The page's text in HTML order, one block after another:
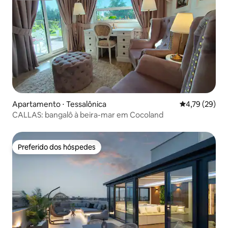
Apartamento ⋅ Tessalônica 4,79 de uma
4,79 (29)
CALLAS: bangalô à beira-mar em Cocoland
Preferido dos hóspedes
Preferido dos hóspedes